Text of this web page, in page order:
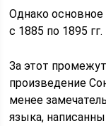
Однако
с 1885 по 1895 гг.
За этот
произведение
менее
языка,